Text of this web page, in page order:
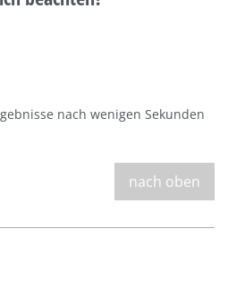
nach wenigen Sekunden
nach oben